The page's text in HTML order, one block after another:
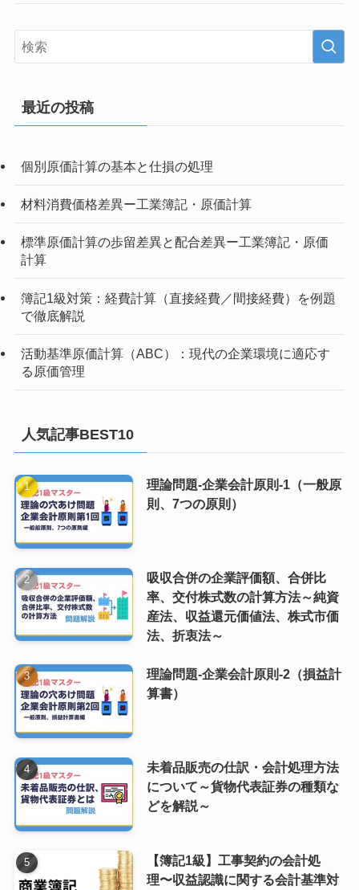
最近の投稿
個別原価計算の基本と仕損の処理
材料消費価格差異ー工業簿記・原価計算
標準原価計算の歩留差異と配合差異ー工業簿記・原価
計算
簿記1級対策：経費計算（直接経費／間接経費）を例題
で徹底解説
活動基準原価計算（ABC）：現代の企業環境に適応す
る原価管理
人気記事BEST10
理論問題-企業会計原則-1（一般原
則、7つの原則）
吸収合併の企業評価額、合併比
率、交付株式数の計算方法～純資
産法、収益還元価値法、株式市価
法、折衷法～
理論問題-企業会計原則-2（損益計
算書）
未着品販売の仕訳・会計処理方法
について～貨物代表証券の種類な
どを解説～
【簿記1級】工事契約の会計処
理〜収益認識に関する会計基準対